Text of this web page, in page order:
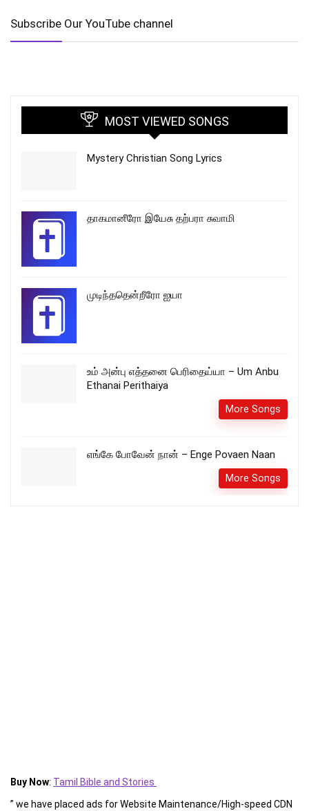
Subscribe Our YouTube channel
MOST VIEWED SONGS
Mystery Christian Song Lyrics
தாகமானீரோ இயேசு தற்பரா சுவாமி
முடிந்ததென்றீரோ ஐயா
உம் அன்பு எத்தனை பெரிதைய்யா – Um Anbu
Ethanai Perithaiya
More Songs
எங்கே போவேன் நான் – Enge Povaen Naan
More Songs
Buy Now: Tamil Bible and Stories
” we have placed ads for Website Maintenance/High-speed CDN